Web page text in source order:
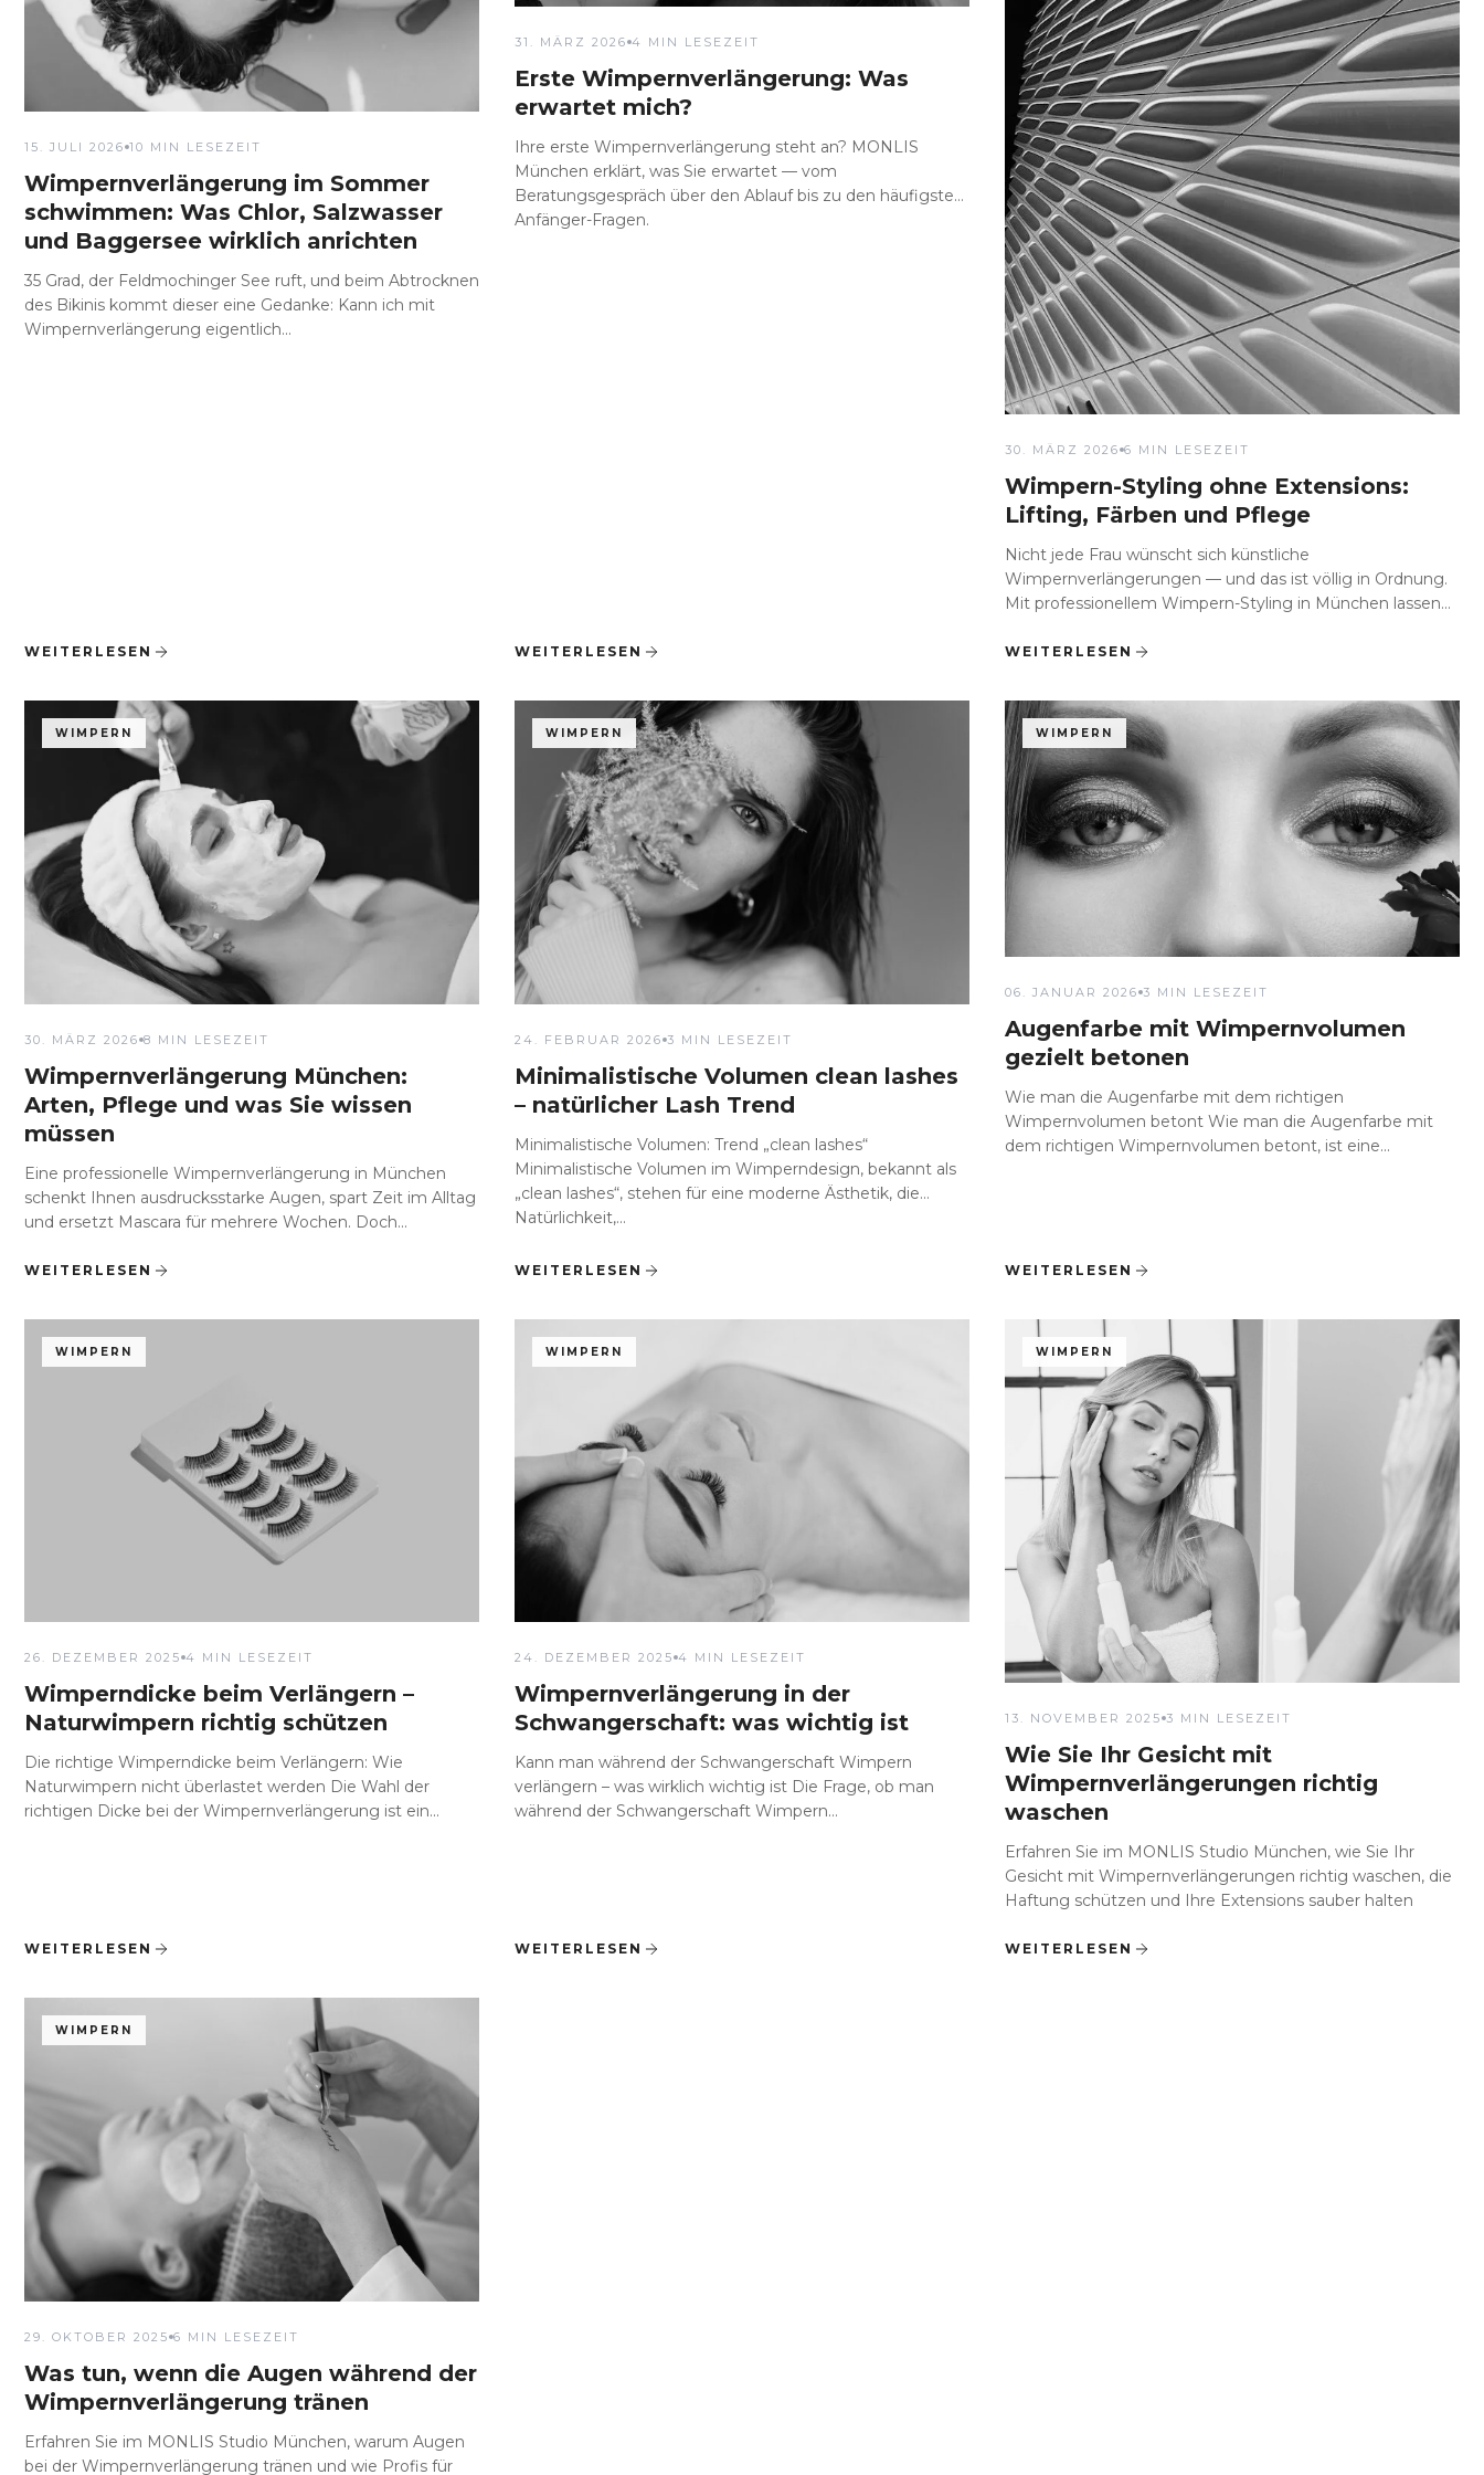
15. JULI 2026 10 MIN LESEZEIT
Wimpernverlängerung im Sommer
schwimmen: Was Chlor, Salzwasser
und Baggersee wirklich anrichten
35 Grad, der Feldmochinger See ruft, und beim Abtrocknen
des Bikinis kommt dieser eine Gedanke: Kann ich mit
Wimpernverlängerung eigentlich...
WEITERLESEN
31. MÄRZ 2026 4 MIN LESEZEIT
Erste Wimpernverlängerung: Was
erwartet mich?
Ihre erste Wimpernverlängerung steht an? MONLIS
München erklärt, was Sie erwartet — vom
Beratungsgespräch über den Ablauf bis zu den häufigsten
Anfänger-Fragen.
WEITERLESEN
30. MÄRZ 2026 6 MIN LESEZEIT
Wimpern-Styling ohne Extensions:
Lifting, Färben und Pflege
Nicht jede Frau wünscht sich künstliche
Wimpernverlängerungen — und das ist völlig in Ordnung.
Mit professionellem Wimpern-Styling in München lassen...
WEITERLESEN
WIMPERN
30. MÄRZ 2026 8 MIN LESEZEIT
Wimpernverlängerung München:
Arten, Pflege und was Sie wissen
müssen
Eine professionelle Wimpernverlängerung in München
schenkt Ihnen ausdrucksstarke Augen, spart Zeit im Alltag
und ersetzt Mascara für mehrere Wochen. Doch...
WEITERLESEN
WIMPERN
24. FEBRUAR 2026 3 MIN LESEZEIT
Minimalistische Volumen clean lashes
– natürlicher Lash Trend
Minimalistische Volumen: Trend „clean lashes“
Minimalistische Volumen im Wimperndesign, bekannt als
„clean lashes“, stehen für eine moderne Ästhetik, die
Natürlichkeit,...
WEITERLESEN
WIMPERN
06. JANUAR 2026 3 MIN LESEZEIT
Augenfarbe mit Wimpernvolumen
gezielt betonen
Wie man die Augenfarbe mit dem richtigen
Wimpernvolumen betont Wie man die Augenfarbe mit
dem richtigen Wimpernvolumen betont, ist eine...
WEITERLESEN
WIMPERN
26. DEZEMBER 2025 4 MIN LESEZEIT
Wimperndicke beim Verlängern –
Naturwimpern richtig schützen
Die richtige Wimperndicke beim Verlängern: Wie
Naturwimpern nicht überlastet werden Die Wahl der
richtigen Dicke bei der Wimpernverlängerung ist ein...
WEITERLESEN
WIMPERN
24. DEZEMBER 2025 4 MIN LESEZEIT
Wimpernverlängerung in der
Schwangerschaft: was wichtig ist
Kann man während der Schwangerschaft Wimpern
verlängern – was wirklich wichtig ist Die Frage, ob man
während der Schwangerschaft Wimpern...
WEITERLESEN
WIMPERN
13. NOVEMBER 2025 3 MIN LESEZEIT
Wie Sie Ihr Gesicht mit
Wimpernverlängerungen richtig
waschen
Erfahren Sie im MONLIS Studio München, wie Sie Ihr
Gesicht mit Wimpernverlängerungen richtig waschen, die
Haftung schützen und Ihre Extensions sauber halten
WEITERLESEN
WIMPERN
29. OKTOBER 2025 6 MIN LESEZEIT
Was tun, wenn die Augen während der
Wimpernverlängerung tränen
Erfahren Sie im MONLIS Studio München, warum Augen
bei der Wimpernverlängerung tränen und wie Profis für